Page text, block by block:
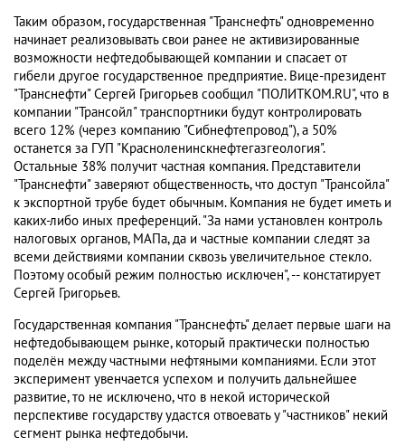
Таким образом, государственная "Транснефть" одновременно
начинает реализовывать свои ранее не активизированные
возможности нефтедобывающей компании и спасает от
гибели другое государственное предприятие. Вице-президент
"Транснефти" Сергей Григорьев сообщил "ПОЛИТКОМ.RU", что в
компании "Трансойл" транспортники будут контролировать
всего 12% (через компанию "Сибнефтепровод"), а 50%
останется за ГУП "Красноленинскнефтегазгеология".
Остальные 38% получит частная компания. Представители
"Транснефти" заверяют общественность, что доступ "Трансойла"
к экспортной трубе будет обычным. Компания не будет иметь и
каких-либо иных преференций. "За нами установлен контроль
налоговых органов, МАПа, да и частные компании следят за
всеми действиями компании сквозь увеличительное стекло.
Поэтому особый режим полностью исключен", -- констатирует
Сергей Григорьев.
Государственная компания "Транснефть" делает первые шаги на
нефтедобывающем рынке, который практически полностью
поделён между частными нефтяными компаниями. Если этот
эксперимент увенчается успехом и получить дальнейшее
развитие, то не исключено, что в некой исторической
перспективе государству удастся отвоевать у "частников" некий
сегмент рынка нефтедобычи.